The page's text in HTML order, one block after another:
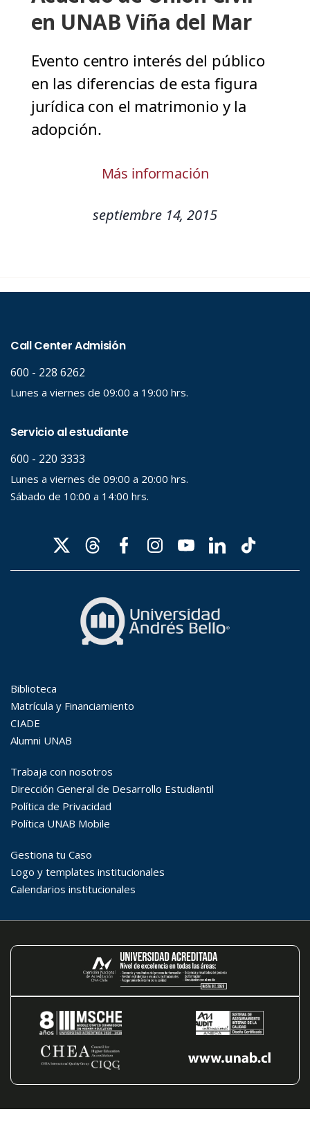
en UNAB Viña del Mar
Evento centro interés del público
en las diferencias de esta figura
jurídica con el matrimonio y la
adopción.
Más información
septiembre 14, 2015